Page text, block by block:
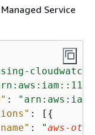
Service
cloudwatch"
:
: [ {
: "aws-